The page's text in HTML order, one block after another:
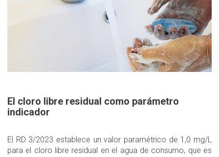
El cloro libre residual como parámetro
indicador
El RD 3/2023 establece un valor paramétrico de 1,0 mg/L
para el cloro libre residual en el agua de consumo, que es